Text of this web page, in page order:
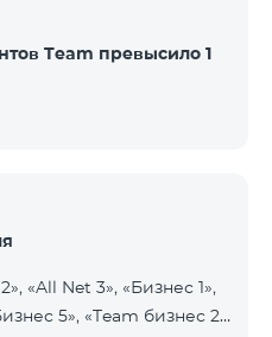
Team превысило 1
«All Net 3», «Бизнес 1»,
5», «Team бизнес 2»,